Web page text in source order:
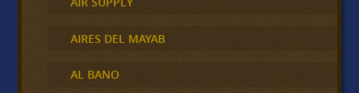
AIRES DEL MAYAB
AL BANO